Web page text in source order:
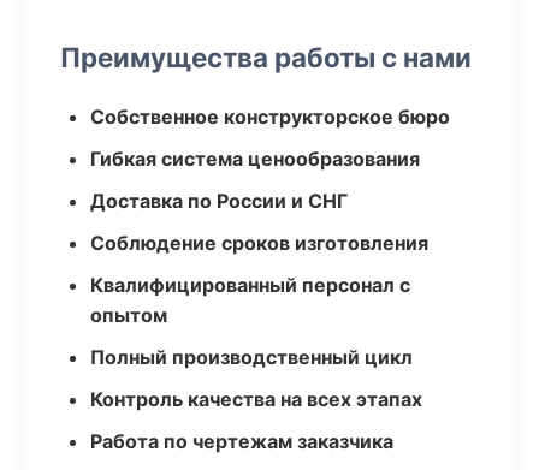
Преимущества работы с нами
Собственное конструкторское бюро
Гибкая система ценообразования
Доставка по России и СНГ
Соблюдение сроков изготовления
Квалифицированный персонал с
опытом
Полный производственный цикл
Контроль качества на всех этапах
Работа по чертежам заказчика